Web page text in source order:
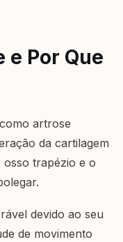
e Por Que
artrose
da cartilagem
trapézio e o
devido ao seu
de movimento